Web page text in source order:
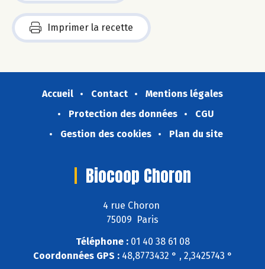
Imprimer la recette
Accueil Contact
Mentions légales
Protection des données
CGU
Gestion des cookies
Plan du site
Biocoop Choron
4 rue Choron
75009 Paris
Téléphone :01 40 38 61 08
Coordonnées GPS :48,8773432 ° , 2,3425743 °